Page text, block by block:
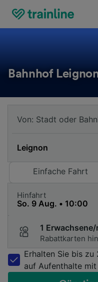
Bahnhof
Einfache Fahrt
Hinfahrt
1
Rabattkarten
Erhalten Sie bis zu
auf Aufenthalte mit